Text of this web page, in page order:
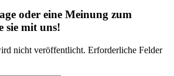
oder eine Meinung zum
sie mit uns!
nicht veröffentlicht. Erforderliche Felder